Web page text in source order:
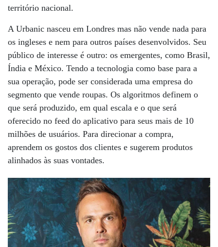
território nacional.
A Urbanic nasceu em Londres mas não vende nada para
os ingleses e nem para outros países desenvolvidos. Seu
público de interesse é outro: os emergentes, como Brasil,
Índia e México. Tendo a tecnologia como base para a
sua operação, pode ser considerada uma empresa do
segmento que vende roupas. Os algoritmos definem o
que será produzido, em qual escala e o que será
oferecido no feed do aplicativo para seus mais de 10
milhões de usuários. Para direcionar a compra,
aprendem os gostos dos clientes e sugerem produtos
alinhados às suas vontades.